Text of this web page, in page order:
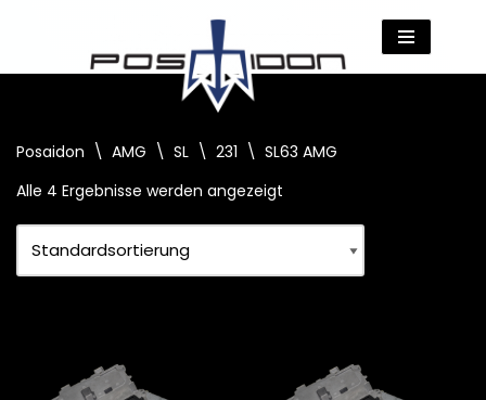
Posaidon \ AMG \ SL \ 231 \ SL63 AMG
Alle 4 Ergebnisse werden angezeigt